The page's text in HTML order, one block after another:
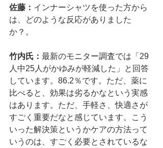
佐藤： インナーシャツを使った方から
は、どのような反応がありました
か？。
竹内氏： 最新のモニター調査では「29
人中25人がかゆみが軽減した」と回答
しています。86.2％です。ただ、薬に
比べると、効果は劣るかなという実感
はあります。ただ、手軽さ、快適さが
すごく重要だなと感じています。こう
いった解決策というかケアの方法って
いうのは、すごく必要とされているな